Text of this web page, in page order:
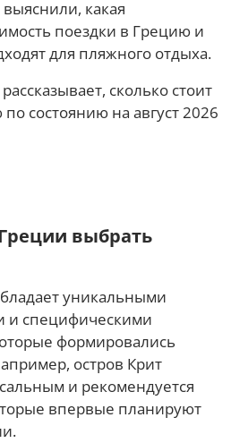
какая
поездки в Грецию и
для пляжного отдыха.
рассказывает, сколько стоит
состоянию на август 2026
выбрать
уникальными
и специфическими
формировались
остров Крит
и рекомендуется
впервые планируют